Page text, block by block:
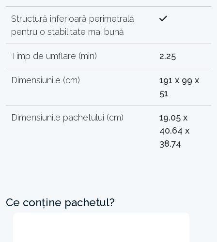
Structură inferioară perimetrală
pentru o stabilitate mai bună
Timp de umflare (min) 2.25
Dimensiunile (cm)
191 x 99 x
51
Dimensiunile pachetului (cm)
19.05 x
40.64 x
38.74
Ce conține pachetul?